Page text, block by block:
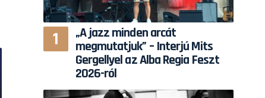
„A jazz minden arcát
megmutatjuk” – Interjú Mits
Gergellyel az Alba Regia Feszt
2026-ról